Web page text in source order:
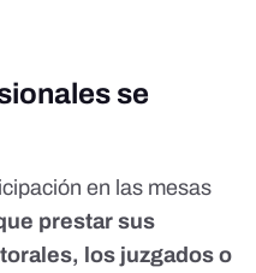
se
en las mesas
prestar sus
los juzgados o